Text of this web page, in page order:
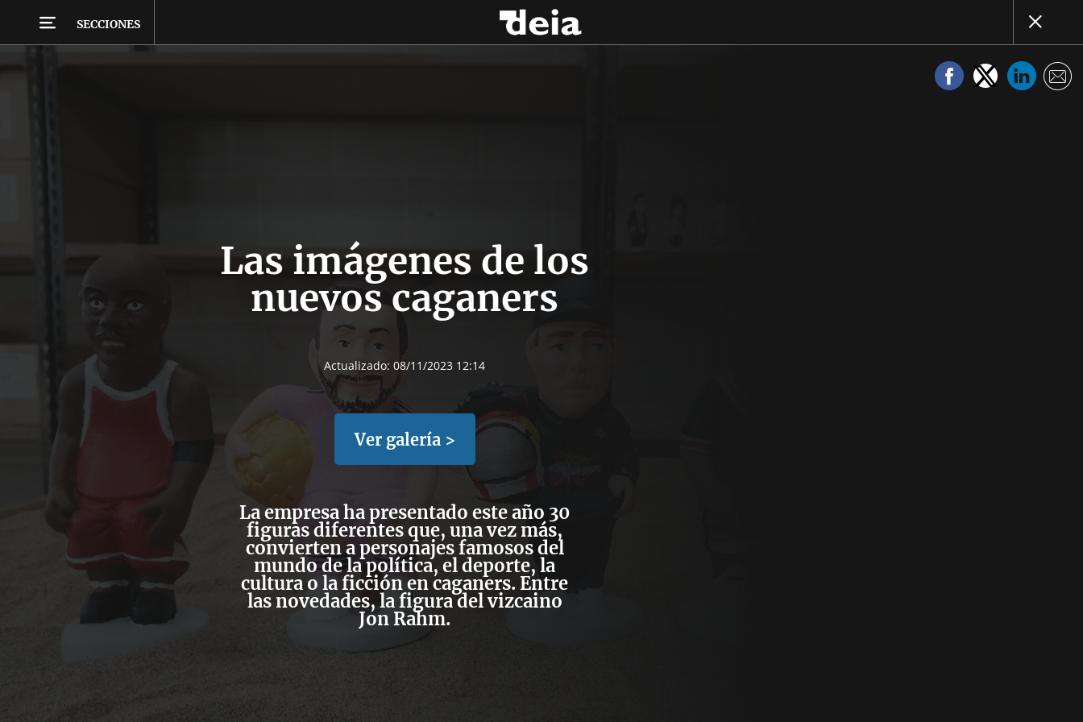
SECCIONES
Las imágenes de los
nuevos caganers
Actualizado: 08/11/2023 12:14
Ver galería >
La empresa ha presentado este año 30
figuras diferentes que, una vez más,
convierten a personajes famosos del
mundo de la política, el deporte, la
cultura o la ficción en caganers. Entre
las novedades, la figura del vizcaino
Jon Rahm.